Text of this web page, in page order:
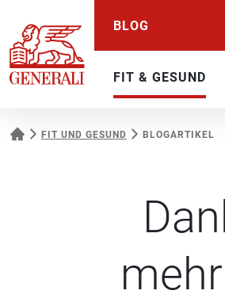
BLOG
FIT & GESUND
FIT UND GESUND BLOGARTIKEL